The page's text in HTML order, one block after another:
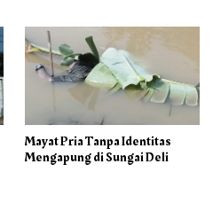
Mayat Pria Tanpa Identitas
Mengapung di Sungai Deli